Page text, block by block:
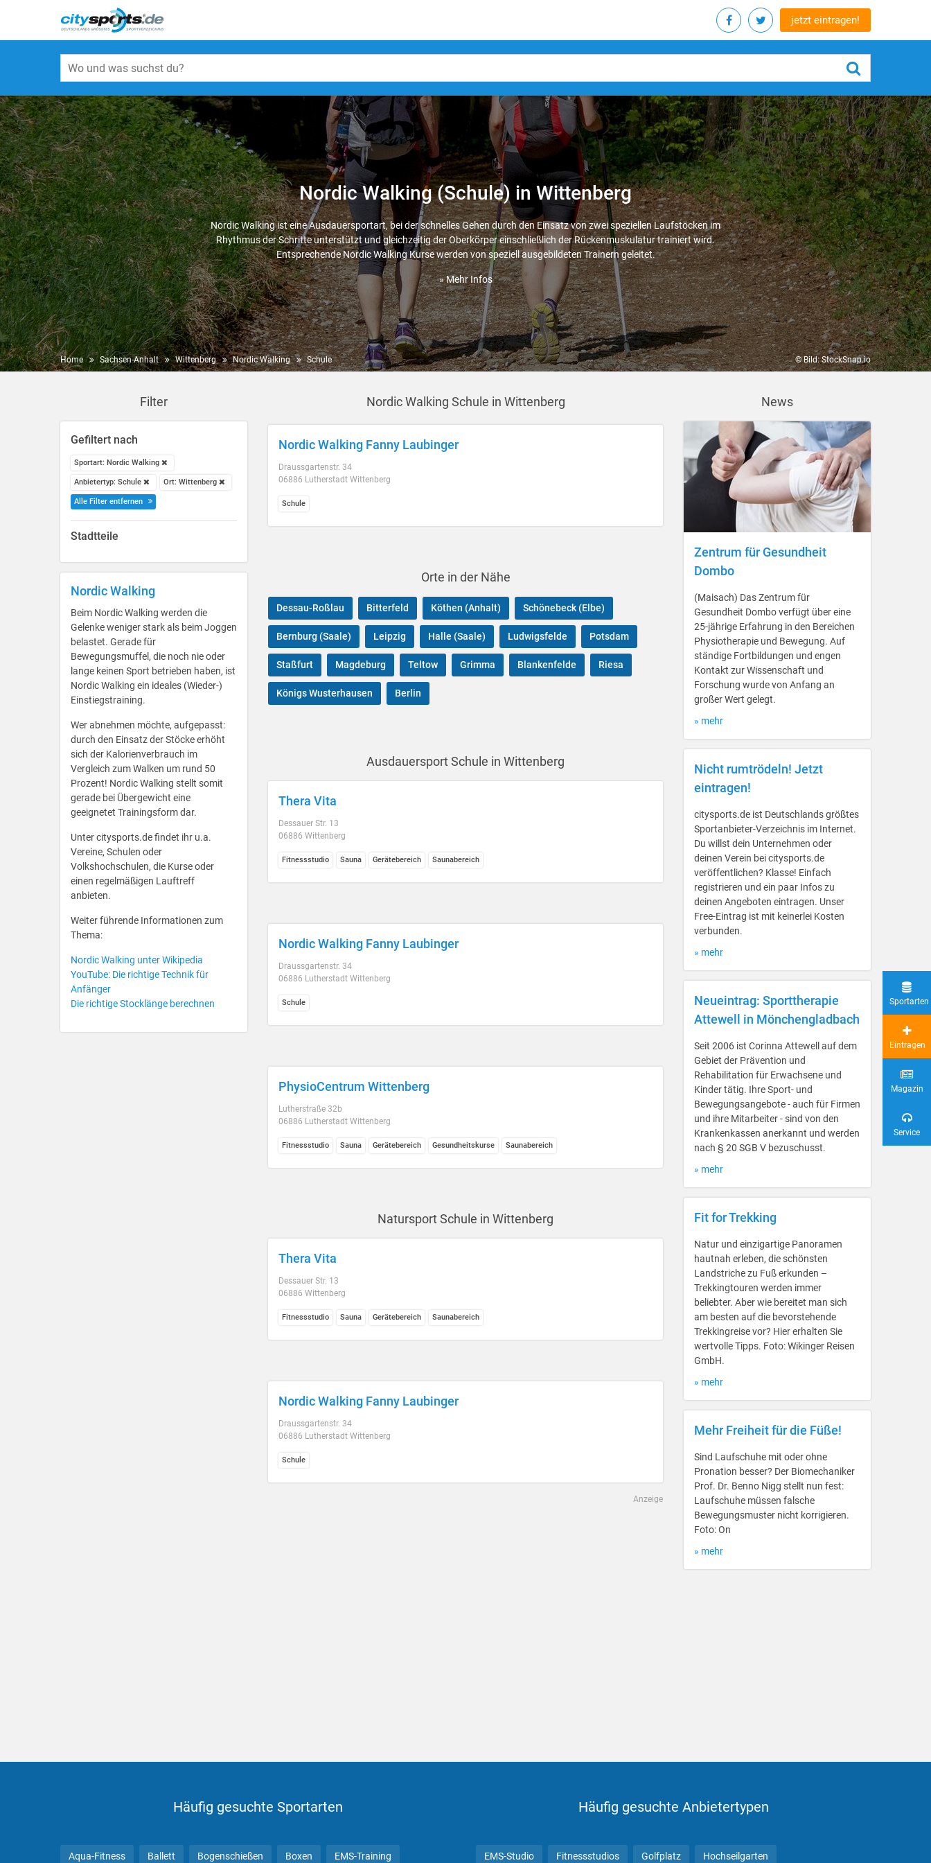
jetzt eintragen!
Nordic Walking (Schule) in Wittenberg
Nordic Walking ist eine Ausdauersportart, bei der schnelles Gehen durch den Einsatz von zwei speziellen Laufstöcken im
Rhythmus der Schritte unterstützt und gleichzeitig der Oberkörper einschließlich der Rückenmuskulatur trainiert wird.
Entsprechende Nordic Walking Kurse werden von speziell ausgebildeten Trainern geleitet.
» Mehr Infos
Home Sachsen-Anhalt Wittenberg Nordic Walking Schule © Bild: StockSnap.io
Filter
Gefiltert nach
Sportart: Nordic Walking
Anbietertyp: Schule Ort: Wittenberg
Alle Filter entfernen
Stadtteile
Nordic Walking
Beim Nordic Walking werden die
Gelenke weniger stark als beim Joggen
belastet. Gerade für
Bewegungsmuffel, die noch nie oder
lange keinen Sport betrieben haben, ist
Nordic Walking ein ideales (Wieder-)
Einstiegstraining.
Wer abnehmen möchte, aufgepasst:
durch den Einsatz der Stöcke erhöht
sich der Kalorienverbrauch im
Vergleich zum Walken um rund 50
Prozent! Nordic Walking stellt somit
gerade bei Übergewicht eine
geeignetet Trainingsform dar.
Unter citysports.de findet ihr u.a.
Vereine, Schulen oder
Volkshochschulen, die Kurse oder
einen regelmäßigen Lauftreff
anbieten.
Weiter führende Informationen zum
Thema:
Nordic Walking unter Wikipedia
YouTube: Die richtige Technik für
Anfänger
Die richtige Stocklänge berechnen
Nordic Walking Schule in Wittenberg
Nordic Walking Fanny Laubinger
Draussgartenstr. 34
06886 Lutherstadt Wittenberg
Schule
Orte in der Nähe
Dessau-Roßlau Bitterfeld Köthen (Anhalt) Schönebeck (Elbe)
Bernburg (Saale) Leipzig Halle (Saale) Ludwigsfelde Potsdam
Staßfurt Magdeburg Teltow Grimma Blankenfelde Riesa
Königs Wusterhausen Berlin
Ausdauersport Schule in Wittenberg
Thera Vita
Dessauer Str. 13
06886 Wittenberg
Fitnessstudio Sauna Gerätebereich Saunabereich
Nordic Walking Fanny Laubinger
Draussgartenstr. 34
06886 Lutherstadt Wittenberg
Schule
PhysioCentrum Wittenberg
Lutherstraße 32b
06886 Lutherstadt Wittenberg
Fitnessstudio Sauna Gerätebereich Gesundheitskurse Saunabereich
Natursport Schule in Wittenberg
Thera Vita
Dessauer Str. 13
06886 Wittenberg
Fitnessstudio Sauna Gerätebereich Saunabereich
Nordic Walking Fanny Laubinger
Draussgartenstr. 34
06886 Lutherstadt Wittenberg
Schule
Anzeige
News
Zentrum für Gesundheit
Dombo
(Maisach) Das Zentrum für
Gesundheit Dombo verfügt über eine
25-jährige Erfahrung in den Bereichen
Physiotherapie und Bewegung. Auf
ständige Fortbildungen und engen
Kontakt zur Wissenschaft und
Forschung wurde von Anfang an
großer Wert gelegt.
» mehr
Nicht rumtrödeln! Jetzt
eintragen!
citysports.de ist Deutschlands größtes
Sportanbieter-Verzeichnis im Internet.
Du willst dein Unternehmen oder
deinen Verein bei citysports.de
veröffentlichen? Klasse! Einfach
registrieren und ein paar Infos zu
deinen Angeboten eintragen. Unser
Free-Eintrag ist mit keinerlei Kosten
verbunden.
» mehr
Neueintrag: Sporttherapie
Attewell in Mönchengladbach
Seit 2006 ist Corinna Attewell auf dem
Gebiet der Prävention und
Rehabilitation für Erwachsene und
Kinder tätig. Ihre Sport- und
Bewegungsangebote - auch für Firmen
und ihre Mitarbeiter - sind von den
Krankenkassen anerkannt und werden
nach § 20 SGB V bezuschusst.
» mehr
Fit for Trekking
Natur und einzigartige Panoramen
hautnah erleben, die schönsten
Landstriche zu Fuß erkunden –
Trekkingtouren werden immer
beliebter. Aber wie bereitet man sich
am besten auf die bevorstehende
Trekkingreise vor? Hier erhalten Sie
wertvolle Tipps. Foto: Wikinger Reisen
GmbH.
» mehr
Mehr Freiheit für die Füße!
Sind Laufschuhe mit oder ohne
Pronation besser? Der Biomechaniker
Prof. Dr. Benno Nigg stellt nun fest:
Laufschuhe müssen falsche
Bewegungsmuster nicht korrigieren.
Foto: On
» mehr
Häufig gesuchte Sportarten
Aqua-Fitness Ballett Bogenschießen Boxen EMS-Training
Häufig gesuchte Anbietertypen
EMS-Studio Fitnessstudios Golfplatz Hochseilgarten
Sportarten
Eintragen
Magazin
Service